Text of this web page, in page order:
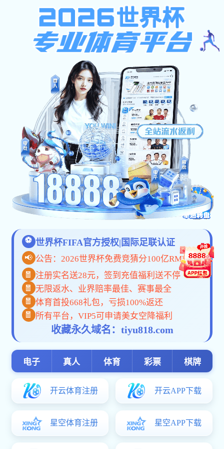
黑白体育直播
皇冠crown电子电竞概况
当前您的位置： 网站首页 > 教学科研 > 正文
黑白体育直播:中文系“行走的文学课堂”实践育人行
动走进中华傅山园和雁丘园
中文系2026-04-17 浏览量：
作者：郝俊雪 审核：刘正 王岚
4月15日下午，中文系“行走的文学课堂”实践育人活动走进中
华傅山园与汾河雁丘园，开展了一场沉浸式文化研学。汉语
言文学专业研学团队师生在行走中感悟先贤智慧，在研学中
浸润文学初心。